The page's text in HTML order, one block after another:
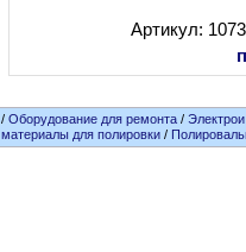
Артикул:
/Оборудование для ремонта /
материалы для полировки /